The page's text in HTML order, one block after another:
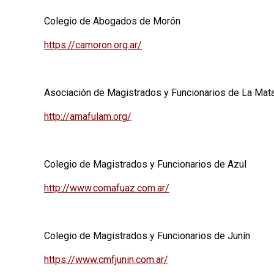
Colegio de Abogados de Morón
https://camoron.org.ar/
Asociación de Magistrados y Funcionarios de La
http://amafulam.org/
Colegio de Magistrados y Funcionarios de Azul
http://www.comafuaz.com.ar/
Colegio de Magistrados y Funcionarios de Junín
https://www.cmfjunin.com.ar/